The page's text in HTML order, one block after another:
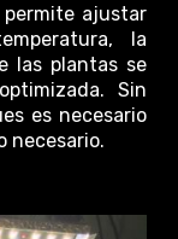
ajustar
la
las plantas se
Sin
es necesario
necesario.